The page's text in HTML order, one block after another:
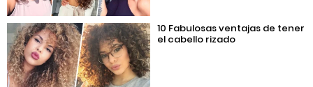
10 Fabulosas ventajas de tener
el cabello rizado